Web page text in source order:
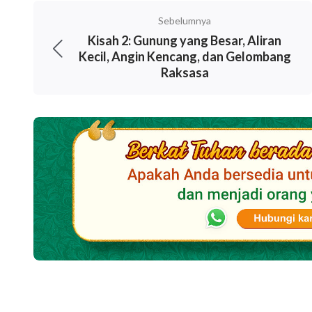
membesarkan anak-anak mereka, atau
dan pohon saling bergantung satu sama lain ...
Sebelumnya
Kisah 2: Gunung yang Besar, Aliran
Kecil, Angin Kencang, dan Gelombang
Raksasa